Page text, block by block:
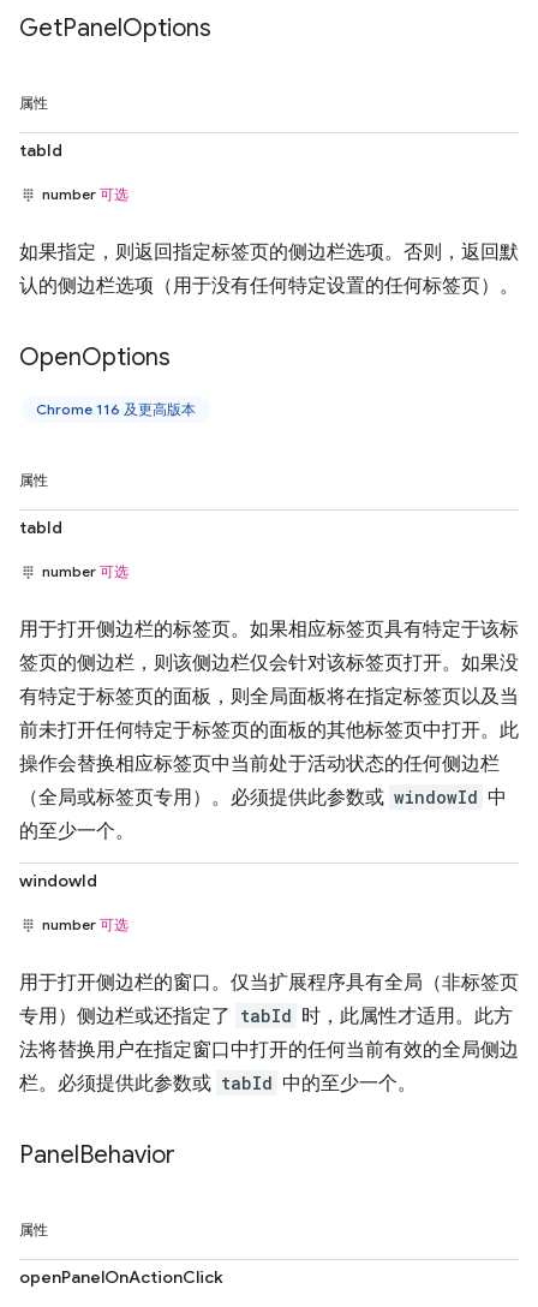
GetPanelOptions
属性
tabId
number 可选
如果指定，则返回指定标签页的侧边栏选项。否则，返回默
认的侧边栏选项（用于没有任何特定设置的任何标签页）。
OpenOptions
Chrome 116 及更高版本
属性
tabId
number 可选
用于打开侧边栏的标签页。如果相应标签页具有特定于该标
签页的侧边栏，则该侧边栏仅会针对该标签页打开。如果没
有特定于标签页的面板，则全局面板将在指定标签页以及当
前未打开任何特定于标签页的面板的其他标签页中打开。此
操作会替换相应标签页中当前处于活动状态的任何侧边栏
（全局或标签页专用）。必须提供此参数或 windowId 中
的至少一个。
windowId
number 可选
用于打开侧边栏的窗口。仅当扩展程序具有全局（非标签页
专用）侧边栏或还指定了 tabId 时，此属性才适用。此方
法将替换用户在指定窗口中打开的任何当前有效的全局侧边
栏。必须提供此参数或 tabId 中的至少一个。
PanelBehavior
属性
openPanelOnActionClick